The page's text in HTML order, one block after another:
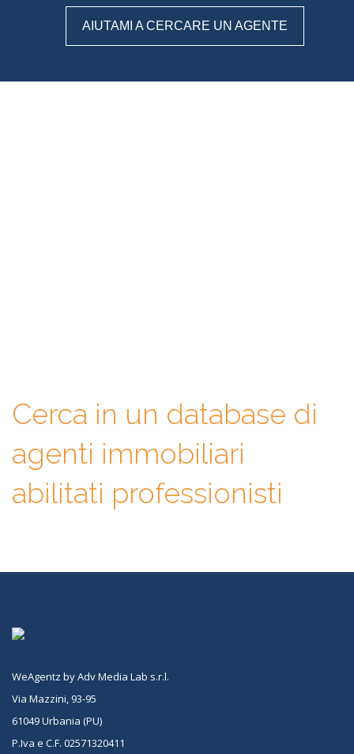
AIUTAMI A CERCARE UN AGENTE
Cerca in un database di
agenti immobiliari
abilitati professionisti
WeAgentz by Adv Media Lab s.r.l.
Via Mazzini, 93-95
61049 Urbania (PU)
P.Iva e C.F. 02571320411